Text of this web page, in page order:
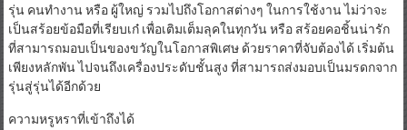
รุ่น คนทำงาน หรือ ผู้ใหญ่ รวมไปถึงโอกาสต่างๆ ในการใช้งาน ไม่ว่าจะ
เป็นสร้อยข้อมือที่เรียบเก๋ เพื่อเติมเต็มลุคในทุกวัน หรือ สร้อยคอชิ้นน่ารัก
ที่สามารถมอบเป็นของขวัญในโอกาสพิเศษ ด้วยราคาที่จับต้องได้ เริ่มต้น
เพียงหลักพัน ไปจนถึงเครื่องประดับชั้นสูง ที่สามารถส่งมอบเป็นมรดกจาก
รุ่นสู่รุ่นได้อีกด้วย
ความหรูหราที่เข้าถึงได้